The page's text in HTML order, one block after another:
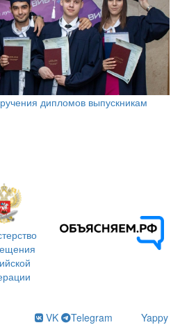
дипломов выпускникам
VK Telegram
Yappy